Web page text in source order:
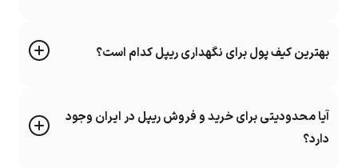
بهترین کیف پول برای نگهداری ریپل کدام است؟
آیا محدودیتی برای خرید و فروش ریپل در ایران وجود
دارد؟